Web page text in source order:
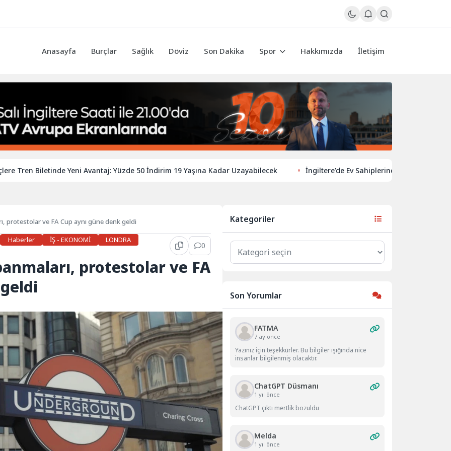
Anasayfa Burçlar Sağlık Döviz Son Dakika Spor Hakkımızda İletişim
Yeni Avantaj: Yüzde 50 İndirim 19 Yaşına Kadar Uzayabilecek İngiltere’de Ev Sahiplerinden Yeni Yönelim: Vergi ve
protestolar ve FA Cup aynı güne denk geldi
Haberler İŞ - EKONOMİ
LONDRA
0
protestolar ve FA
Kategoriler
Kategoriler
Son Yorumlar
FATMA
7 ay önce
Yazınız için teşekkürler. Bu bilgiler ışığında nice
insanlar bilgilenmiş olacaktır.
ChatGPT Düsmanı
1 yıl önce
ChatGPT çıktı mertlik bozuldu
Melda
1 yıl önce